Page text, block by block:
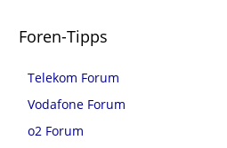
Foren-Tipps
Telekom Forum
Vodafone Forum
o2 Forum